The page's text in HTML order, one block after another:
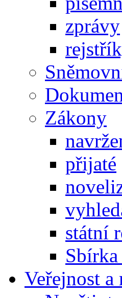
zprávy
Zákony
přijaté
státní
Veřejnost a